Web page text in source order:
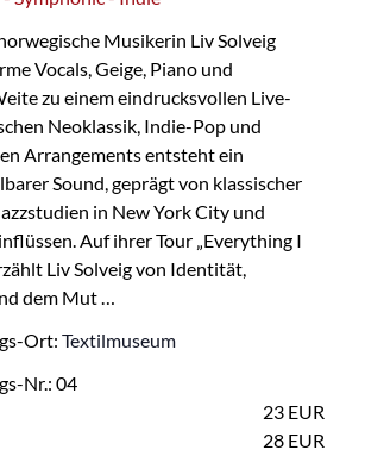
Musikerin Liv Solveig
Vocals, Geige, Piano und
zu einem eindrucksvollen Live-
Neoklassik, Indie-Pop und
Arrangements entsteht ein
Sound, geprägt von klassischer
in New York City und
Auf ihrer Tour „Everything I
Liv Solveig von Identität,
dem Mut …
Ort: Textilmuseum
Nr.: 04
23 EUR
28 EUR